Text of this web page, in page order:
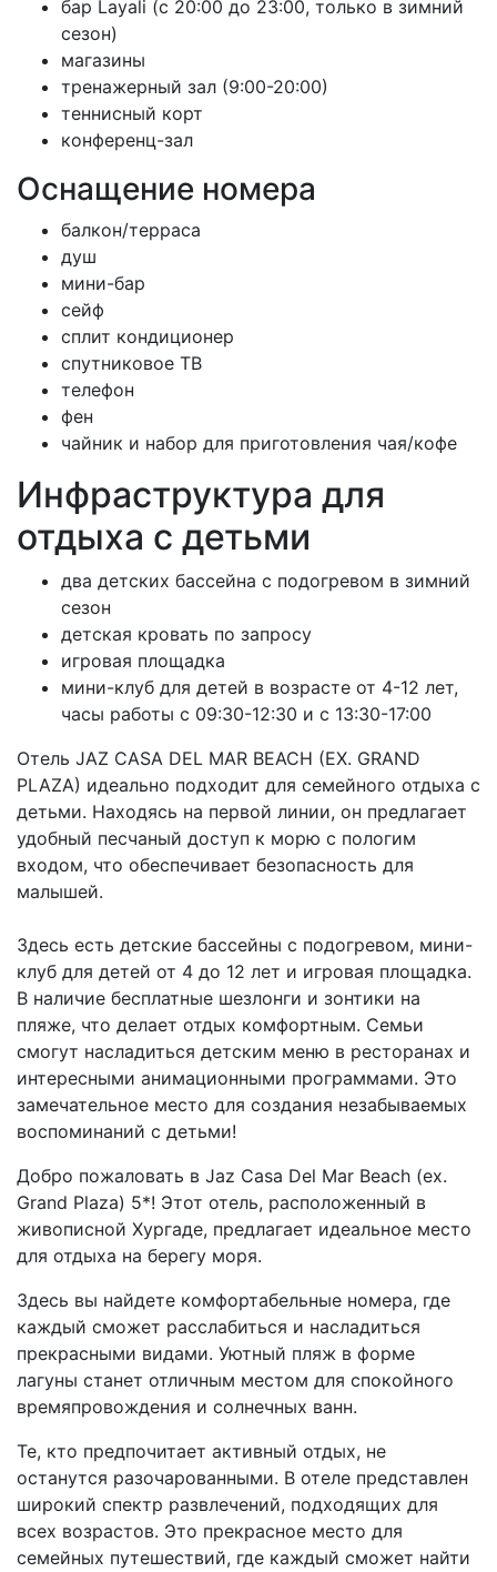
бар Layali (с 20:00 до 23:00, только в зимний
сезон)
магазины
тренажерный зал (9:00-20:00)
теннисный корт
конференц-зал
Оснащение номера
балкон/терраса
душ
мини-бар
сейф
сплит кондиционер
спутниковое ТВ
телефон
фен
чайник и набор для приготовления чая/кофе
Инфраструктура для
отдыха с детьми
два детских бассейна с подогревом в зимний
сезон
детская кровать по запросу
игровая площадка
мини-клуб для детей в возрасте от 4-12 лет,
часы работы с 09:30-12:30 и с 13:30-17:00
Отель JAZ CASA DEL MAR BEACH (EX. GRAND
PLAZA) идеально подходит для семейного отдыха с
детьми. Находясь на первой линии, он предлагает
удобный песчаный доступ к морю с пологим
входом, что обеспечивает безопасность для
малышей.
Здесь есть детские бассейны с подогревом, мини-
клуб для детей от 4 до 12 лет и игровая площадка.
В наличие бесплатные шезлонги и зонтики на
пляже, что делает отдых комфортным. Семьи
смогут насладиться детским меню в ресторанах и
интересными анимационными программами. Это
замечательное место для создания незабываемых
воспоминаний с детьми!
Добро пожаловать в Jaz Casa Del Mar Beach (ex.
Grand Plaza) 5*! Этот отель, расположенный в
живописной Хургаде, предлагает идеальное место
для отдыха на берегу моря.
Здесь вы найдете комфортабельные номера, где
каждый сможет расслабиться и насладиться
прекрасными видами. Уютный пляж в форме
лагуны станет отличным местом для спокойного
времяпровождения и солнечных ванн.
Те, кто предпочитает активный отдых, не
останутся разочарованными. В отеле представлен
широкий спектр развлечений, подходящих для
всех возрастов. Это прекрасное место для
семейных путешествий, где каждый сможет найти